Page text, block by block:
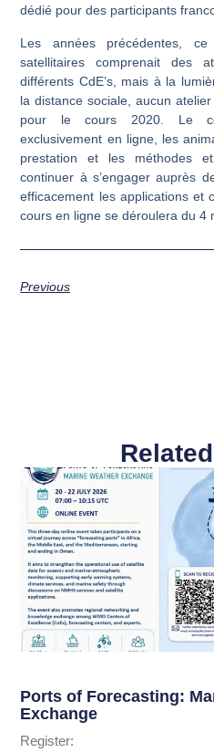
dédié pour des participants
Les années précédentes,
satellitaires comprenait des
différents CdE’s, mais à la
la distance sociale, aucun
pour le cours 2020. Le
exclusivement en ligne, les
prestation et les méthodes
continuer à s’engager auprès
efficacement les applications
cours en ligne se déroulera du 4
Previous
Ports of Forecasting:
Exchange
Register: